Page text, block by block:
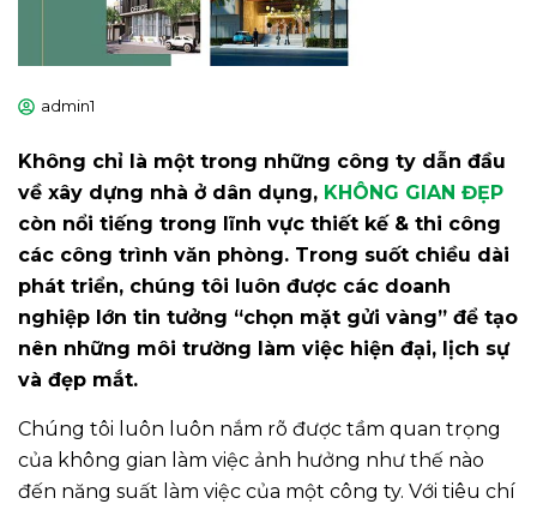
admin1
Không chỉ là một trong những công ty dẫn đầu
về xây dựng nhà ở dân dụng, KHÔNG GIAN ĐẸP
còn nổi tiếng trong lĩnh vực thiết kế & thi công
các công trình văn phòng. Trong suốt chiều dài
phát triển, chúng tôi luôn được các doanh
nghiệp lớn tin tưởng “chọn mặt gửi vàng” để tạo
nên những môi trường làm việc hiện đại, lịch sự
và đẹp mắt.
Chúng tôi luôn luôn nắm rõ được tầm quan trọng
của không gian làm việc ảnh hưởng như thế nào
đến năng suất làm việc của một công ty. Với tiêu chí